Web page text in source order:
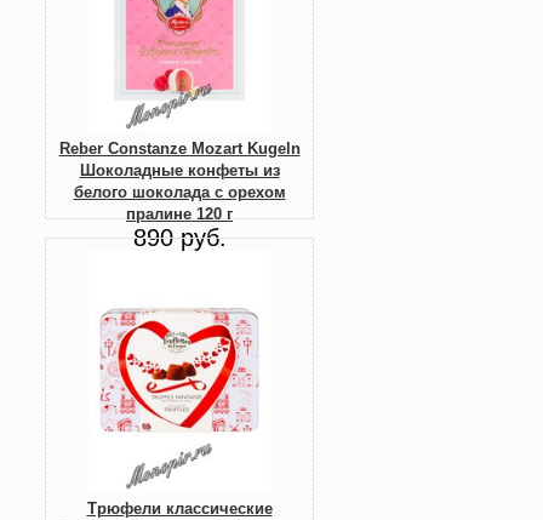
Reber Constanze Mozart Kugeln
Шоколадные конфеты из
белого шоколада с орехом
пралине 120 г
890 руб.
Трюфели классические